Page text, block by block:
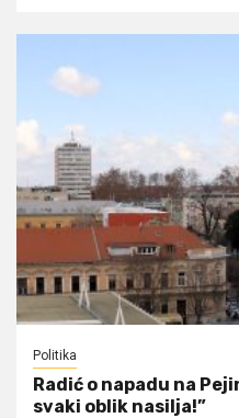
Politika
Radić o napadu na
svaki oblik nasilja!”